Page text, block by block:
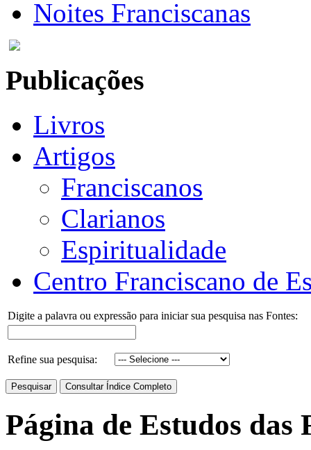
Noites Franciscanas
Publicações
Livros
Artigos
Franciscanos
Clarianos
Espiritualidade
Centro Franciscano de
Digite a palavra ou expressão para iniciar sua pesquisa nas Fontes:
Refine sua pesquisa:
Página de Estudos das